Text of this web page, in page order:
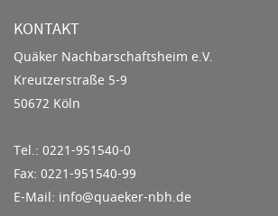
KONTAKT
Quäker Nachbarschaftsheim e.V.
Kreutzerstraße 5-9
50672 Köln
Tel.: 0221-951540-0
Fax: 0221-951540-99
E-Mail: info@quaeker-nbh.de